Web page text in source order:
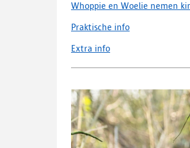
Whoppie en Woelie nemen
Praktische info
Extra info